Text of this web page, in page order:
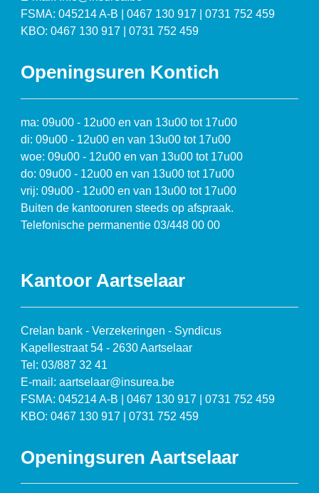
FSMA: 045214 A-B | 0467 130 917 | 0731 752 459
KBO: 0467 130 917 | 0731 752 459
Openingsuren Kontich
ma: 09u00 - 12u00 en van 13u00 tot 17u00
di: 09u00 - 12u00 en van 13u00 tot 17u00
woe: 09u00 - 12u00 en van 13u00 tot 17u00
do: 09u00 - 12u00 en van 13u00 tot 17u00
vrij: 09u00 - 12u00 en van 13u00 tot 17u00
Buiten de kantooruren steeds op afspraak.
Telefonische permanentie 03/448 00 00
Kantoor Aartselaar
Crelan bank - Verzekeringen - Syndicus
Kapellestraat 54 - 2630 Aartselaar
Tel: 03/887 32 41
E-mail: aartselaar@insurea.be
FSMA: 045214 A-B | 0467 130 917 | 0731 752 459
KBO: 0467 130 917 | 0731 752 459
Openingsuren Aartselaar